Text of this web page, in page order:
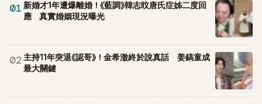
01 新婚才1年遭爆離婚！《藍調》韓志旼唐氏症姊二度回
應 真實婚姻現況曝光
02 主持11年突退《認哥》！金希澈終於說真話 姜鎬童成
最大關鍵